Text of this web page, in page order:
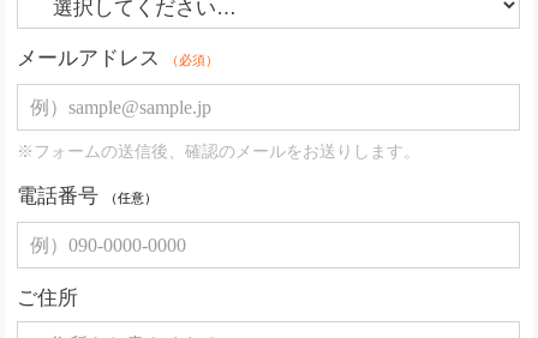
メールアドレス （必須）
※フォームの送信後、確認のメールをお送りします。
電話番号 （任意）
ご住所